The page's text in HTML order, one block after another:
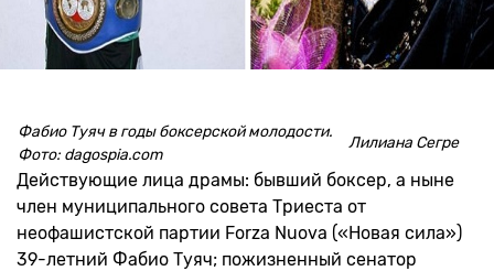
Фабио Туяч в годы боксерской молодости.
Фото: dagospia.com
Лилиана Сегре
Действующие лица драмы: бывший боксер, а ныне
член муниципального совета Триеста от
неофашистской партии Forza Nuova («Новая сила»)
39-летний Фабио Туяч; пожизненный сенатор